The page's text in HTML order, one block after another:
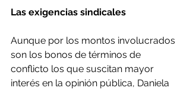
Las exigencias sindicales
Aunque por los montos involucrados
son los bonos de términos de
conflicto los que suscitan mayor
interés en la opinión pública, Daniela